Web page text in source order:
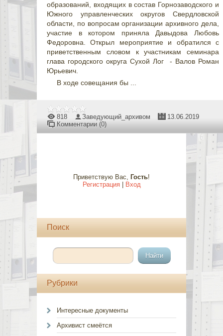
образований, входящих в состав Горнозаводского и
Южного управленческих округов Свердловской
области, по вопросам организации архивного дела,
участие в котором приняла Давыдова Любовь
Федоровна. Открыл мероприятие и обратился с
приветственным словом к участникам семинара
глава городского округа Сухой Лог - Валов Роман
Юрьевич.
В ходе совещания бы
818 Заведующий_архивом
13.06.2019
Комментарии (0)
Приветствую Вас, Гость!
Регистрация| Вход
Поиск
Рубрики
Интересные документы
Архивист смеётся